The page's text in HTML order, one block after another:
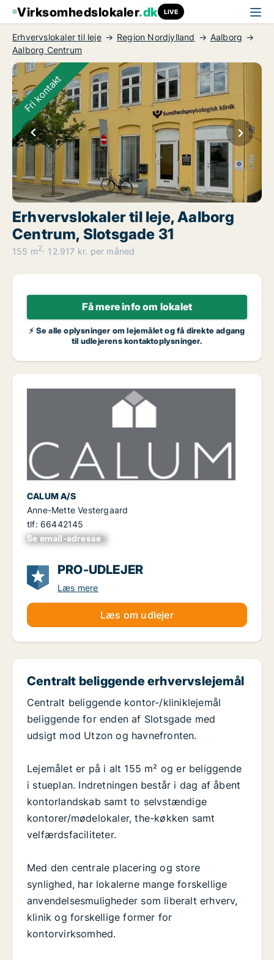
Virksomhedslokaler.dk LIVE
Erhvervslokaler til leje Region Nordjylland
Aalborg
Aalborg Centrum
Fri kontakt
Erhvervslokaler til leje, Aalborg
Centrum, Slotsgade 31
155 m2 12.917 kr. per måned
Få mere info om lokalet
⚡ Se alle oplysninger om lejemålet og få direkte adgang
til udlejerens kontaktoplysninger.
CALUM A/S
Anne-Mette Vestergaard
tlf: 66442145
Se email-adresse
xxxxxxxxxxxxxxxx
PRO-UDLEJER
Læs mere
Læs om udlejer
Centralt beliggende erhvervslejemål
Centralt beliggende kontor-/kliniklejemål
beliggende for enden af Slotsgade med
udsigt mod Utzon og havnefronten.
Lejemålet er på i alt 155 m² og er beliggende
i stueplan. Indretningen består i dag af åbent
kontorlandskab samt to selvstændige
kontorer/mødelokaler, the-køkken samt
velfærdsfaciliteter.
Med den centrale placering og store
synlighed, har lokalerne mange forskellige
anvendelsesmuligheder som liberalt erhverv,
klinik og forskellige former for
kontorvirksomhed.